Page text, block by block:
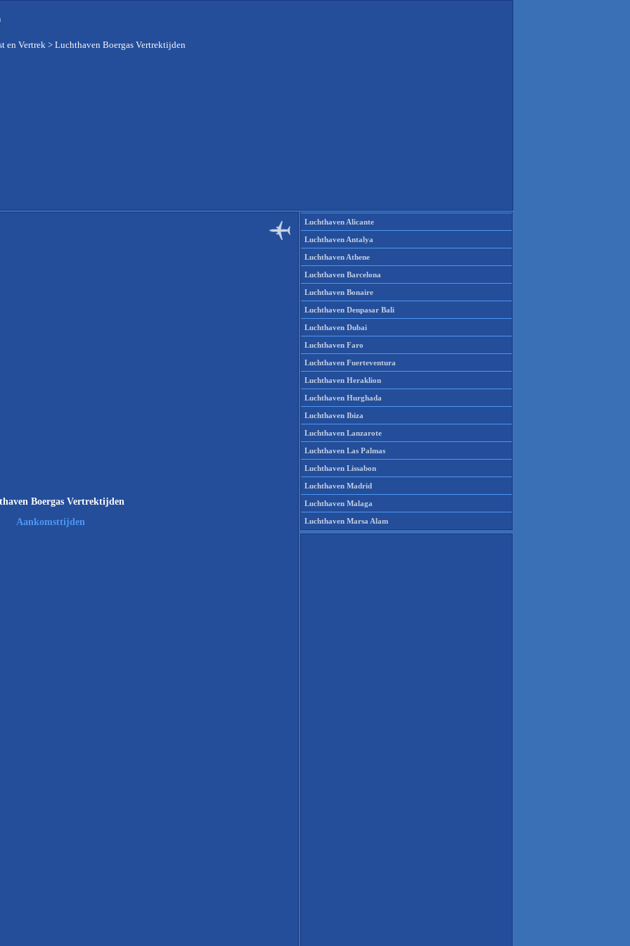
en Vertrek > Luchthaven Boergas Vertrektijden
Boergas Vertrektijden
Aankomsttijden
Luchthaven Alicante
Luchthaven Antalya
Luchthaven Athene
Luchthaven Barcelona
Luchthaven Bonaire
Luchthaven Denpasar Bali
Luchthaven Dubai
Luchthaven Faro
Luchthaven Fuerteventura
Luchthaven Heraklion
Luchthaven Hurghada
Luchthaven Ibiza
Luchthaven Lanzarote
Luchthaven Las Palmas
Luchthaven Lissabon
Luchthaven Madrid
Luchthaven Malaga
Luchthaven Marsa Alam